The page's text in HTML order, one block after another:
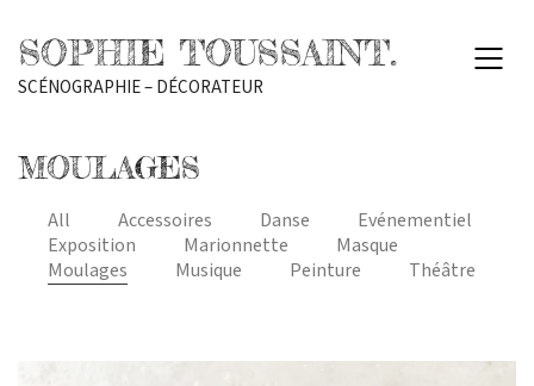
SOPHIE TOUSSAINT.
SCÉNOGRAPHIE – DÉCORATEUR
MOULAGES
All Accessoires Danse
Evénementiel
Exposition
Marionnette
Masque
Moulages
Musique Peinture Théâtre